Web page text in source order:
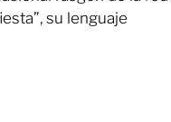
su lenguaje